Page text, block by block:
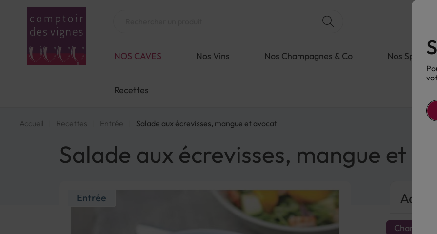
NOS CAVES Nos Vins Nos Champagnes & Co Nos
Recettes
Accueil Recettes Entrée Salade aux écrevisses, mangue et avocat
Salade aux écrevisses, mangue et
Entrée
Champagne